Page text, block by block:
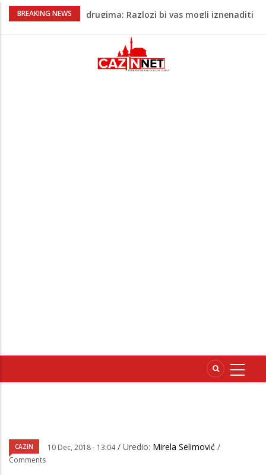
BREAKING NEWS
Barbarez o igračima iz dijaspore: Da su
"birali", a ne pripadali
Cazin: Bećirović i Ogrešević otvorili Muzej
„Kuća Nurije Pozderca“
CAZIN 10 Dec, 2018 - 13:04 / Uredio: Mirela Selimović /
Comments